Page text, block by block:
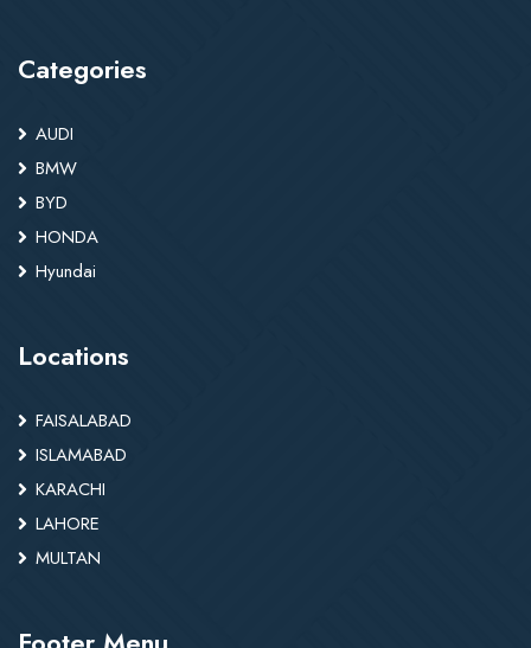
Categories
AUDI
BMW
BYD
HONDA
Hyundai
Locations
FAISALABAD
ISLAMABAD
KARACHI
LAHORE
MULTAN